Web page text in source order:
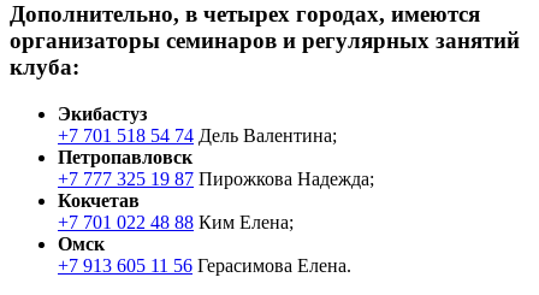
Дополнительно, в четырех городах, имеются
организаторы семинаров и регулярных занятий
клуба:
Экибастуз
+7 701 518 54 74 Дель Валентина;
Петропавловск
+7 777 325 19 87 Пирожкова Надежда;
Кокчетав
+7 701 022 48 88 Ким Елена;
Омск
+7 913 605 11 56 Герасимова Елена.